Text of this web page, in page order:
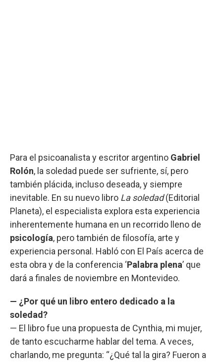
Para el psicoanalista y escritor argentino Gabriel
Rolón, la soledad puede ser sufriente, sí, pero
también plácida, incluso deseada, y siempre
inevitable. En su nuevo libro La soledad(Editorial
Planeta), el especialista explora esta experiencia
inherentemente humana en un recorrido lleno de
psicología, pero también de filosofía, arte y
experiencia personal. Habló con El País acerca de
esta obra y de la conferencia ‘Palabra plena’ que
dará a finales de noviembre en Montevideo.
— ¿Por qué un libro entero dedicado a la
soledad?
— El libro fue una propuesta de Cynthia, mi mujer,
de tanto escucharme hablar del tema. A veces,
charlando, me pregunta: “¿Qué tal la gira? Fueron a